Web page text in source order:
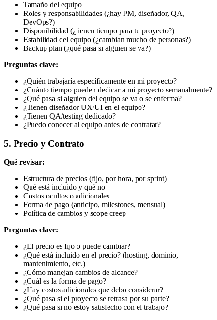
Tamaño del equipo
Roles y responsabilidades (¿hay PM, diseñador, QA,
DevOps?)
Disponibilidad (¿tienen tiempo para tu proyecto?)
Estabilidad del equipo (¿cambian mucho de personas?)
Backup plan (¿qué pasa si alguien se va?)
Preguntas clave:
¿Quién trabajaría específicamente en mi proyecto?
¿Cuánto tiempo pueden dedicar a mi proyecto semanalmente?
¿Qué pasa si alguien del equipo se va o se enferma?
¿Tienen diseñador UX/UI en el equipo?
¿Tienen QA/testing dedicado?
¿Puedo conocer al equipo antes de contratar?
5. Precio y Contrato
Qué revisar:
Estructura de precios (fijo, por hora, por sprint)
Qué está incluido y qué no
Costos ocultos o adicionales
Forma de pago (anticipo, milestones, mensual)
Política de cambios y scope creep
Preguntas clave:
¿El precio es fijo o puede cambiar?
¿Qué está incluido en el precio? (hosting, dominio,
mantenimiento, etc.)
¿Cómo manejan cambios de alcance?
¿Cuál es la forma de pago?
¿Hay costos adicionales que debo considerar?
¿Qué pasa si el proyecto se retrasa por su parte?
¿Qué pasa si no estoy satisfecho con el trabajo?